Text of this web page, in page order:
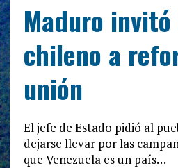
Maduro
chileno a
unión
El jefe de Estado pidió al
dejarse llevar por las
que Venezuela es un país…